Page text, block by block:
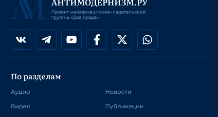
По разделам
Аудио
Видео
Новости
Публикации